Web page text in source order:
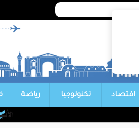
اقتصاد تكنولوجيا رياضة